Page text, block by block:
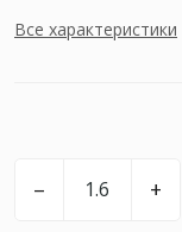
Все характеристики
– +